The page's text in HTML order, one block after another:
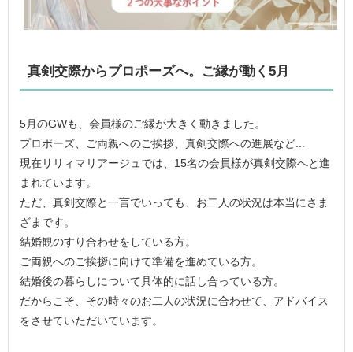
真剣交際からプロポーズへ。ご縁が動く5月
5月のGWも、会員様のご縁が大きく動きました。
プロポーズ、ご両親へのご挨拶、真剣交際への進展など...
現在リリィマリアージュでは、15名の会員様が真剣交際へと進
まれています。
ただ、真剣交際と一言でいっても、お二人の状況は本当にさま
ざまです。
結婚観のすり合わせをしている方。
ご両親へのご挨拶に向けて準備を進めている方。
結婚後の暮らしについて具体的に話し合っている方。
だからこそ、その時々のお二人の状況に合わせて、アドバイス
をさせていただいています。